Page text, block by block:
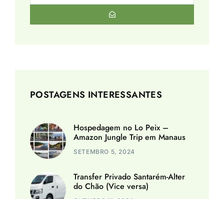
POSTAGENS INTERESSANTES
Hospedagem no Lo Peix –
Amazon Jungle Trip em Manaus
SETEMBRO 5, 2024
Transfer Privado Santarém-Alter
do Chão (Vice versa)